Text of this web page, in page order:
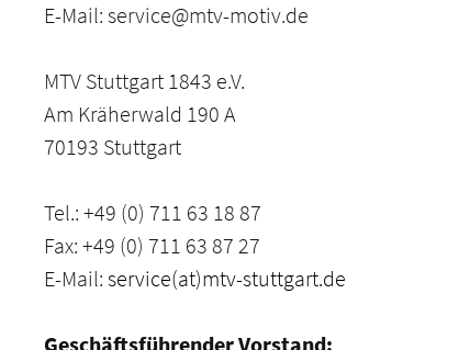
E-Mail: service@mtv-motiv.de
MTV Stuttgart 1843 e.V.
Am Kräherwald 190 A
70193 Stuttgart
Tel.: +49 (0) 711 63 18 87
Fax: +49 (0) 711 63 87 27
E-Mail: service(at)mtv-stuttgart.de
Geschäftsführender Vorstand: